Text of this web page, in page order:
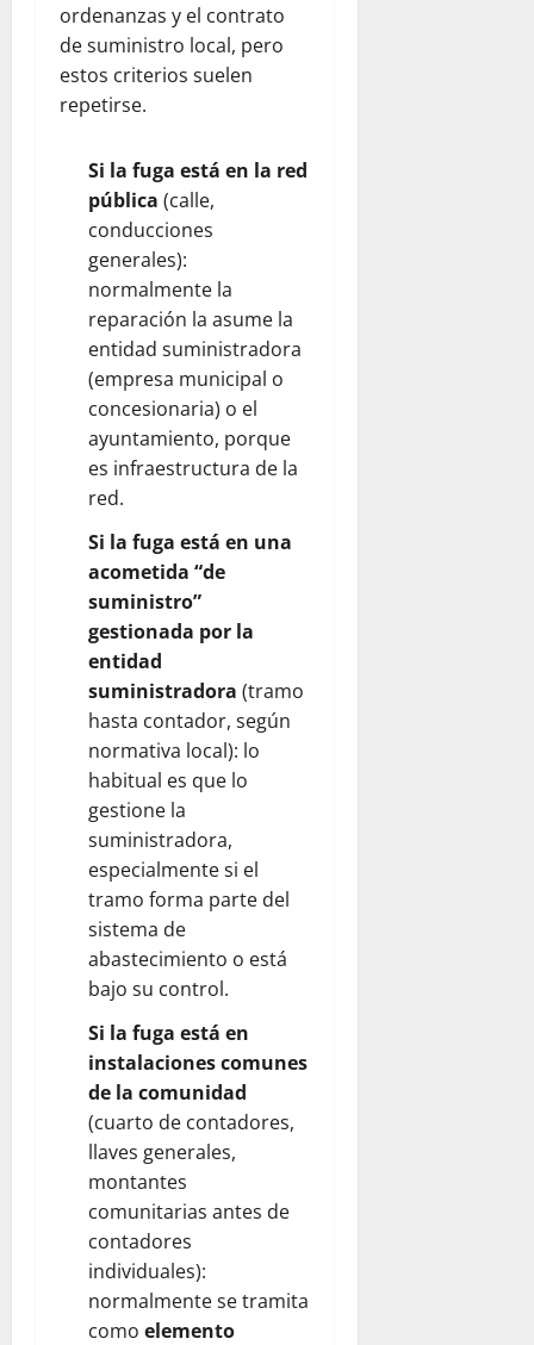
ordenanzas y el contrato
de suministro local, pero
estos criterios suelen
repetirse.
Si la fuga está en la red
pública (calle,
conducciones
generales):
normalmente la
reparación la asume la
entidad suministradora
(empresa municipal o
concesionaria) o el
ayuntamiento, porque
es infraestructura de la
red.
Si la fuga está en una
acometida “de
suministro”
gestionada por la
entidad
suministradora (tramo
hasta contador, según
normativa local): lo
habitual es que lo
gestione la
suministradora,
especialmente si el
tramo forma parte del
sistema de
abastecimiento o está
bajo su control.
Si la fuga está en
instalaciones comunes
de la comunidad
(cuarto de contadores,
llaves generales,
montantes
comunitarias antes de
contadores
individuales):
normalmente se tramita
como elemento